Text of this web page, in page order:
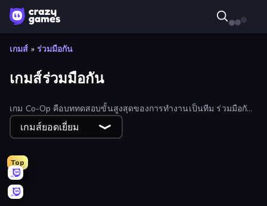
เกมส์ » ร่วมมือกัน
เกมส์ร่วมมือกัน
เกม Co-Op คือบททดสอบขั้นสูงสุดของการทำงานเป็นทีม ร่วมมือกับ
เพื่อนๆ ในโหมดผู้เล่นหลายคน และทำภารกิจให้สำเร็จก่อนที่ฝ่ายตรง
ข้ามจะทำสำเร็จก่อน
เกมส์ยอดเยี่ยม
Top